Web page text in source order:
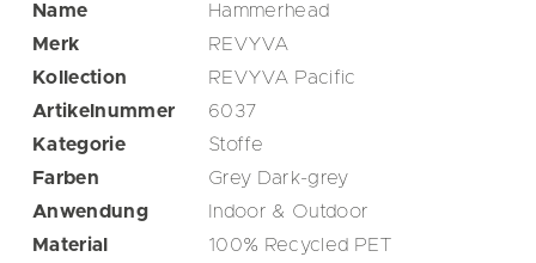
Name
Hammerhead
Merk
REVYVA
Kollection
REVYVA Pacific
Artikelnummer
6037
Kategorie
Stoffe
Farben
Grey Dark-grey
Anwendung
Indoor & Outdoor
Material
100% Recycled PET